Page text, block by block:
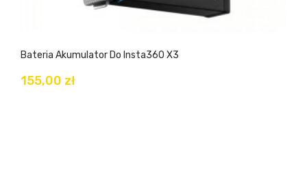
Bateria Akumulator Do Insta360 X3
155,00 zł